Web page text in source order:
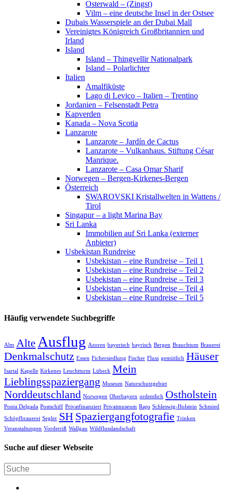
Osterwald – (Zingst)
Vilm – eine deutsche Insel in der Ostsee
Dubais Wasserspiele an der Dubai Mall
Vereinigtes Königreich Großbritannien und
Irland
Island
Island – Thingvellir Nationalpark
Island – Polarlichter
Italien
Amalfiküste
Lago di Levico – Italien – Trentino
Jordanien – Felsenstadt Petra
Kapverden
Kanada – Nova Scotia
Lanzarote
Lanzarote – Jardín de Cactus
Lanzarote – Vulkanhaus. Stiftung César
Manrique.
Lanzarote – Casa Omar Sharif
Norwegen – Bergen-Kirkenes-Bergen
Österreich
SWAROVSKI Kristallwelten in Wattens /
Tirol
Singapur – a light Marina Bay
Sri Lanka
Immobilien auf Sri Lanka (externer
Anbieter)
Usbekistan Rundreise
Usbekistan – eine Rundreise – Teil 1
Usbekistan – eine Rundreise – Teil 2
Usbekistan – eine Rundreise – Teil 3
Usbekistan – eine Rundreise – Teil 4
Usbekistan – eine Rundreise – Teil 5
Häufig verwendete Suchbegriffe
Alm Alte Ausflug Azoren bayerisch bayrisch Bergen Brauchtum Brauerei
Denkmalschutz Essen Fichersiedlung Fischer Fluss gemütlich Häuser
Isartal Kapelle Kirkenes Leuchtturm Lübeck Mein
Lieblingsspaziergang Museum Naturschutzgebiet
Norddeutschland Norwegen Oberbayern ordentlich Ostholstein
Ponta Delgada Postschiff Privatfinanziert Privatmuseum Raps Schleswig-Holstein Schmied
Schöpfbrauerei Segler SH Spaziergangfotografie Trinken
Veranstaltungen Vorderriß Wallgau Wildflusslandschaft
Suche auf dieser Webseite